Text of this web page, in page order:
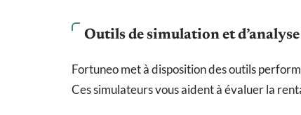
Outils de simulation et d’analyse
Fortuneo met à disposition des outils
Ces simulateurs vous aident à évaluer la